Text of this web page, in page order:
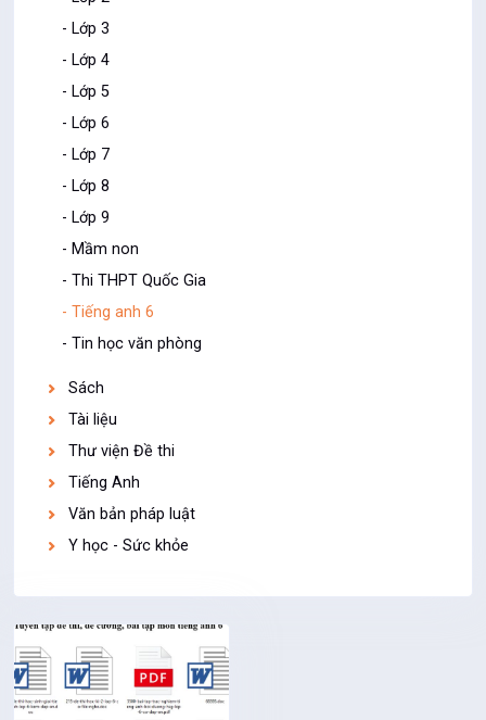
- Lớp 3
- Lớp 4
- Lớp 5
- Lớp 6
- Lớp 7
- Lớp 8
- Lớp 9
- Mầm non
- Thi THPT Quốc Gia
- Tiếng anh 6
- Tin học văn phòng
Sách
Tài liệu
Thư viện Đề thi
Tiếng Anh
Văn bản pháp luật
Y học - Sức khỏe